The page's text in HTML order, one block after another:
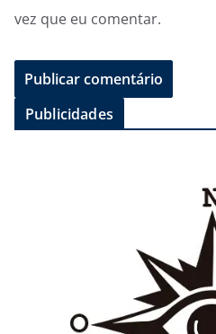
vez que eu comentar.
Publicidades